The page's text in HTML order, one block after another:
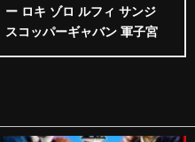
ー ロキ ゾロ ルフィ サンジ
スコッパーギャバン 軍子宮